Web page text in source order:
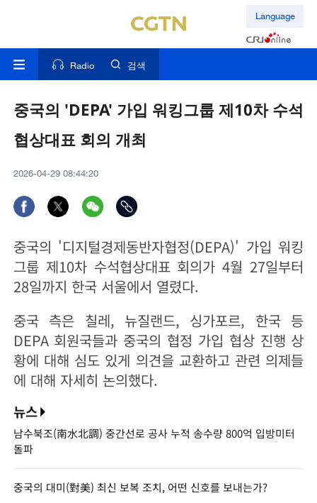
Language
Radio 검색
중국의 'DEPA' 가입 워킹그룹 제10차 수석
협상대표 회의 개최
2026-04-29 08:44:20
중국의 '디지털경제동반자협정(DEPA)' 가입 워킹
그룹 제10차 수석협상대표 회의가 4월 27일부터
28일까지 한국 서울에서 열렸다.
중국 측은 칠레, 뉴질랜드, 싱가포르, 한국 등
DEPA 회원국들과 중국의 협정 가입 협상 진행 상
황에 대해 심도 있게 의견을 교환하고 관련 의제들
에 대해 자세히 논의했다.
뉴스
남수북조(南水北調) 중간선로 공사 누적 송수량 800억 입방미터
돌파
중국의 대미(對美) 최신 보복 조치, 어떤 신호를 보내는가?